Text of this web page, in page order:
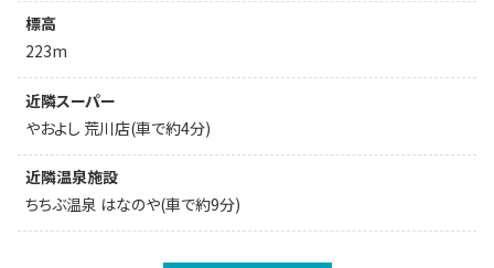
標高
223m
近隣スーパー
やおよし 荒川店(車で約4分)
近隣温泉施設
ちちぶ温泉 はなのや(車で約9分)